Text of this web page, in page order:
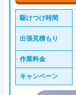
駆けつけ時間
出張見積もり
作業料金
キャンペーン